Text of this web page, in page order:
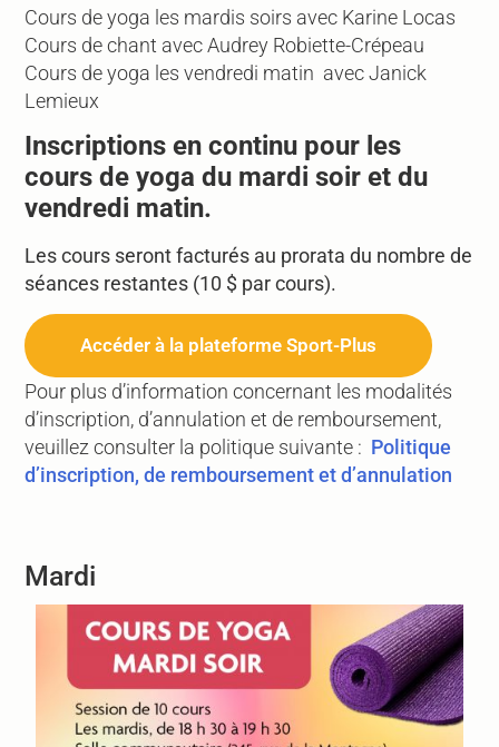
Cours de yoga les mardis soirs avec Karine Locas
Cours de chant avec Audrey Robiette-Crépeau
Cours de yoga les vendredi matin avecJanick
Lemieux
Inscriptions en continu pour les
cours de yoga du mardi soir et du
vendredi matin.
Les cours seront facturés au prorata du nombre de
séances restantes (10 $ par cours).
Accéder à la plateforme Sport-Plus
Pour plus d’information concernant les modalités
d’inscription, d’annulation et de remboursement,
veuillez consulter la politique suivante : Politique
d’inscription, de remboursement et d’annulation
Mardi